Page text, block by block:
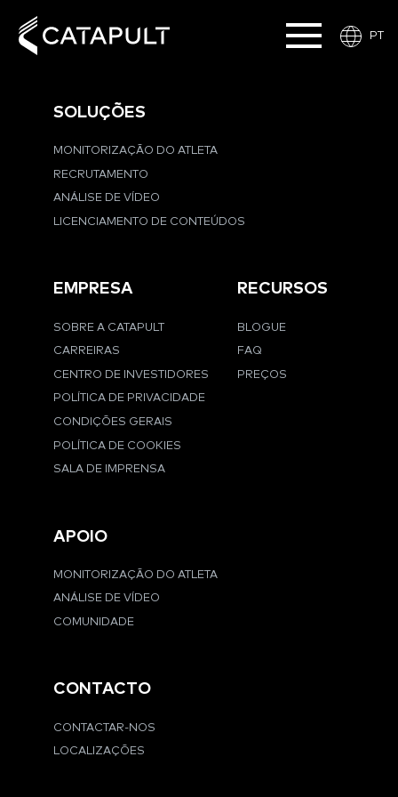
PT
SOLUÇÕES
MONITORIZAÇÃO DO ATLETA
RECRUTAMENTO
ANÁLISE DE VÍDEO
LICENCIAMENTO DE CONTEÚDOS
EMPRESA
SOBRE A CATAPULT
CARREIRAS
CENTRO DE INVESTIDORES
POLÍTICA DE PRIVACIDADE
CONDIÇÕES GERAIS
POLÍTICA DE COOKIES
SALA DE IMPRENSA
RECURSOS
BLOGUE
FAQ
PREÇOS
APOIO
MONITORIZAÇÃO DO ATLETA
ANÁLISE DE VÍDEO
COMUNIDADE
CONTACTO
CONTACTAR-NOS
LOCALIZAÇÕES